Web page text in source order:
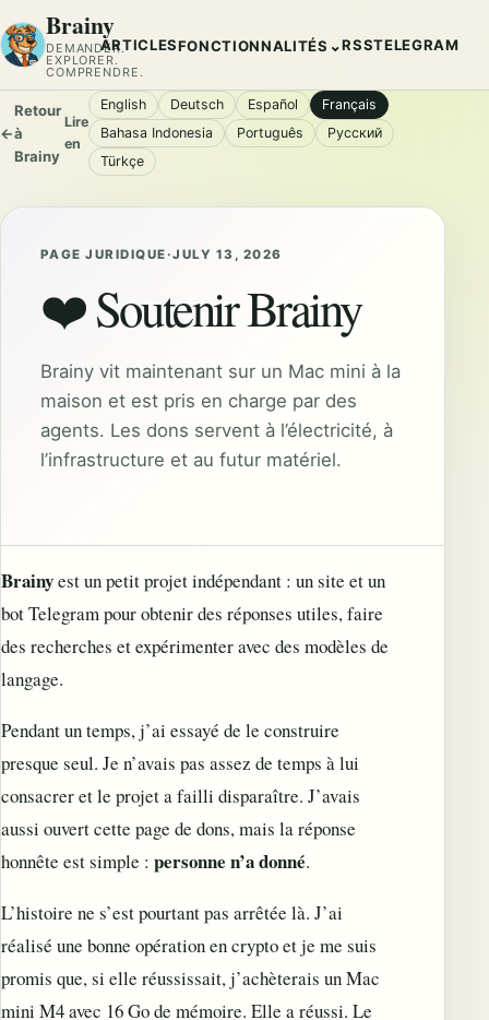
Brainy
DEMANDER.
EXPLORER.
COMPRENDRE.
ARTICLESFONCTIONNALITÉS ⌄RSSTELEGRAM
←
Retour
à
Brainy
Lire
en
English Deutsch Español
Français
Bahasa Indonesia
Português
Русский
Türkçe
PAGE JURIDIQUE·JULY 13, 2026
❤️ Soutenir Brainy
Brainy vit maintenant sur un Mac mini à la
maison et est pris en charge par des
agents. Les dons servent à l’électricité, à
l’infrastructure et au futur matériel.
Brainyest un petit projet indépendant : un site et un
bot Telegram pour obtenir des réponses utiles, faire
des recherches et expérimenter avec des modèles de
langage.
Pendant un temps, j’ai essayé de le construire
presque seul. Je n’avais pas assez de temps à lui
consacrer et le projet a failli disparaître. J’avais
aussi ouvert cette page de dons, mais la réponse
honnête est simple : personne n’a donné.
L’histoire ne s’est pourtant pas arrêtée là. J’ai
réalisé une bonne opération en crypto et je me suis
promis que, si elle réussissait, j’achèterais un Mac
mini M4 avec 16 Go de mémoire. Elle a réussi. Le